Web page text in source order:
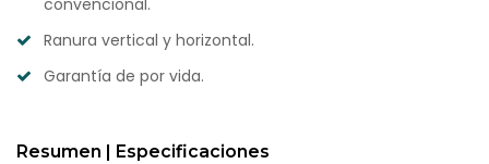
convencional.
Ranura vertical y horizontal.
Garantía de por vida.
Resumen | Especificaciones